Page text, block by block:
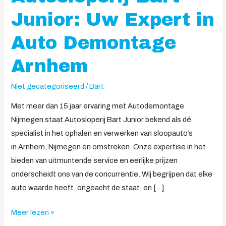
Junior: Uw Expert in
Auto Demontage
Arnhem
Niet gecategoriseerd /Bart
Met meer dan 15 jaar ervaring met Autodemontage
Nijmegen staat Autosloperij Bart Junior bekend als dé
specialist in het ophalen en verwerken van sloopauto’s
in Arnhem, Nijmegen en omstreken. Onze expertise in het
bieden van uitmuntende service en eerlijke prijzen
onderscheidt ons van de concurrentie. Wij begrijpen dat elke
auto waarde heeft, ongeacht de staat, en […]
in
Auto
Demontage
Arnhem
Meer lezen »